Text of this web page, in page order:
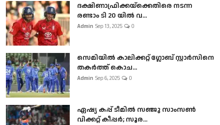
ദക്ഷിണാഫ്രിക്കയ്‌ക്കെതിരെ നടന്ന
രണ്ടാം ടി 20 യിൽ വ...
Admin Sep 13, 2025 0
സെമിയിൽ കാലിക്കറ്റ് ഗ്ലോബ് സ്റ്റാർസിനെ
തകർത്ത് കൊച...
Admin Sep 6, 2025 0
ഏഷ്യ കപ്പ് ടീമിൽ സഞ്ജു സാംസൺ
വിക്കറ്റ് കീപ്പർ; സൂര...